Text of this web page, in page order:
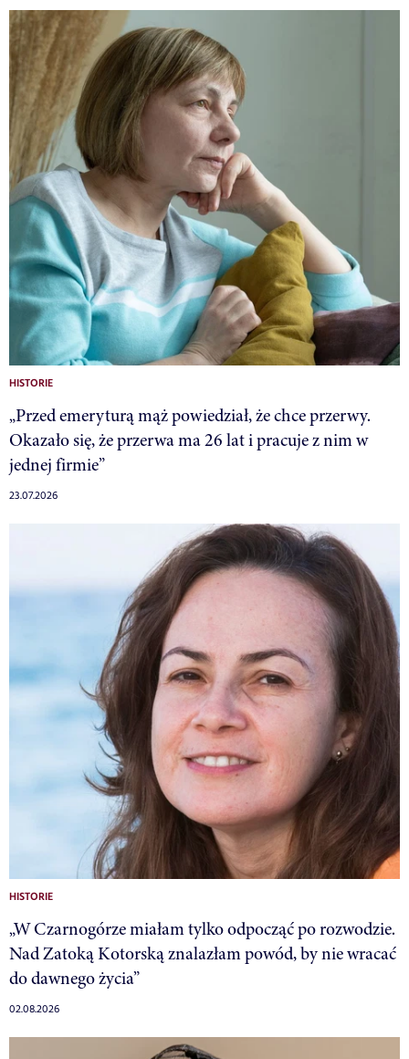
HISTORIE
„Przed emeryturą mąż powiedział, że chce przerwy.
Okazało się, że przerwa ma 26 lat i pracuje z nim w
jednej firmie”
23.07.2026
HISTORIE
„W Czarnogórze miałam tylko odpocząć po rozwodzie.
Nad Zatoką Kotorską znalazłam powód, by nie wracać
do dawnego życia”
02.08.2026